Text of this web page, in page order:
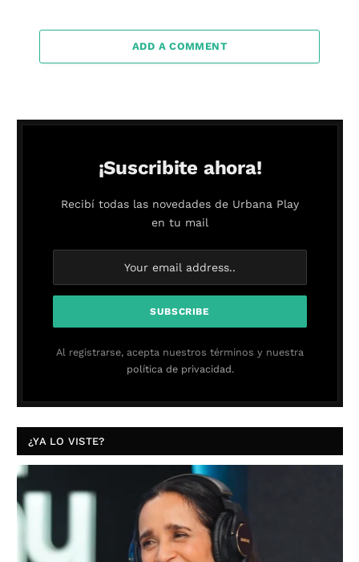
ADD A COMMENT
¡Suscribite ahora!
Recibí todas las novedades de Urbana Play
en tu mail
Al registrarse, acepta nuestros términos y nuestra
política de privacidad.
¿YA LO VISTE?